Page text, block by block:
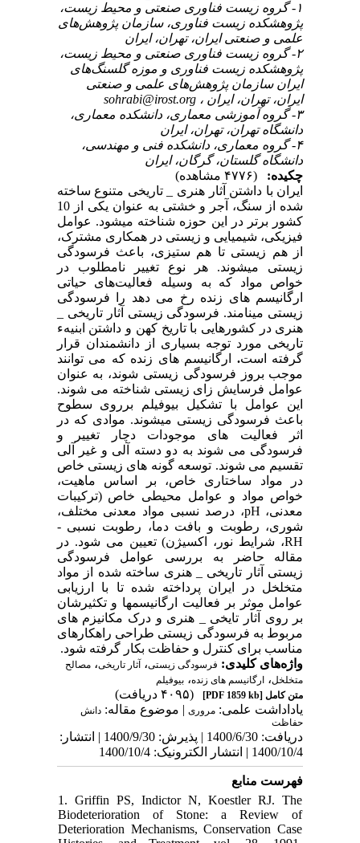
۱- گروه زیست فناوری صنعتی و محیط زیست،
پژوهشکده زیست فناوری، سازمان پژوهش‌های
علمی و صنعتی ایران، تهران، ایران
۲- گروه زیست فناوری صنعتی و محیط زیست،
پژوهشکده زیست فناوری و موزه گلسنگ‌های
ایران سازمان پژوهش‌های علمی و صنعتی
ایران، تهران، ایران ، sohrabi@irost.org
۳- گروه آموزشی معماری، دانشکده معماری،
دانشگاه تهران، تهران، ایران
۴- گروه معماری، دانشکده فنی و مهندسی،
دانشگاه گلستان، گرگان، ایران
چکیده:
(۴۷۷۶ مشاهده)
ایران با داشتن آثار هنری _ تاریخی متنوع ساخته
شده از سنگ، آجر و خشتی به عنوان یکی از 10
کشور برتر در این حوزه شناخته می­شود. عوامل
فیزیکی، شیمیایی و زیستی در همکاری مشترک،
از هم زیستی تا هم ستیزی، باعث فرسودگی
زیستی می­شوند. هر نوع تغییر نامطلوب در
خواص مواد که به وسیله فعالیت‌های حیاتی
ارگانیسم ­های زنده رخ می دهد را فرسودگی
زیستی می­نامند. فرسودگی زیستی آثار تاریخی _
هنری در کشورهایی با تاریخ کهن و داشتن ابنیهء
تاریخی مورد توجه بسیاری از دانشمندان قرار
گرفته است. ارگانیسم­ های زنده که می توانند
موجب بروز فرسودگی زیستی شوند، به عنوان
عوامل فرسایش زای زیستی شناخته می شوند.
این عوامل با تشکیل بیوفیلم برروی سطوح
باعث فرسودگی زیستی می­شوند. موادی که در
اثر فعالیت های موجودات دچار تغییر و
فرسودگی می شوند به دو دسته آلی و غیر آلی
تقسیم می شوند. توسعه گونه های زیستی خاص
در مواد ساختاری خاص، بر اساس ماهیت،
خواص مواد و عوامل محیطی خاص (ترکیبات
معدنی، pH، درصد نسبی مواد معدنی مختلف،
شوری، رطوبت و بافت دما، رطوبت نسبی -
RH، شرایط نور، اکسیژن) تعیین می شود. در
مقاله حاضر به بررسی عوامل فرسودگی
زیستی آثار تاریخی _ هنری ساخته شده از مواد
متخلخل در ایران پرداخته شده تا با ارزیابی
عوامل موثر بر فعالیت ارگانیسم­ها و تکثیرشان
بر روی آثار تایخی _ هنری و درک مکانیزم های
مربوط به فرسودگی زیستی طراحی راهکارهای
مناسب برای کنترل و حفاظت بکار گرفته شود.
واژه‌های کلیدی: فرسودگی زیستی، آثار تاریخی، مصالح
متخلخل، ارگانیسم های زنده، بیوفیلم
متن کامل[PDF 1859 kb]
(۴۰۹۵ دریافت)
یاداداشت علمی: مروری| موضوع مقاله: دانش
حفاظت
دریافت: 1400/6/30 | پذیرش: 1400/9/30 | انتشار:
1400/10/4 | انتشار الکترونیک: 1400/10/4
فهرست منابع
1. Griffin PS, Indictor N, Koestler RJ. The
Biodeterioration of Stone: a Review of
Deterioration Mechanisms, Conservation Case